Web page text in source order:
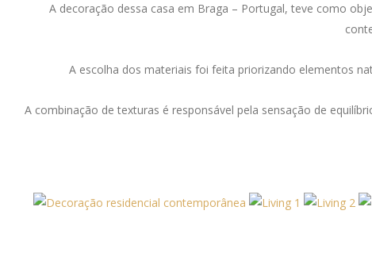
A decoração dessa casa em Braga – Portugal, teve como
A escolha dos materiais foi feita priorizando elementos
A combinação de texturas é responsável pela sensação de